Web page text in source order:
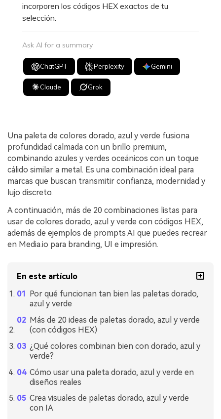
incorporen los códigos HEX exactos de tu
selección.
Ask AI for a summary
ChatGPT Perplexity Gemini
Claude Grok
Una paleta de colores dorado, azul y verde fusiona
profundidad calmada con un brillo premium,
combinando azules y verdes oceánicos con un toque
cálido similar a metal. Es una combinación ideal para
marcas que buscan transmitir confianza, modernidad y
lujo discreto.
A continuación, más de 20 combinaciones listas para
usar de colores dorado, azul y verde con códigos HEX,
además de ejemplos de prompts AI que puedes recrear
en Media.io para branding, UI e impresión.
En este artículo
Por qué funcionan tan bien las paletas dorado,
azul y verde
Más de 20 ideas de paletas dorado, azul y verde
(con códigos HEX)
¿Qué colores combinan bien con dorado, azul y
verde?
Cómo usar una paleta dorado, azul y verde en
diseños reales
Crea visuales de paletas dorado, azul y verde
con IA